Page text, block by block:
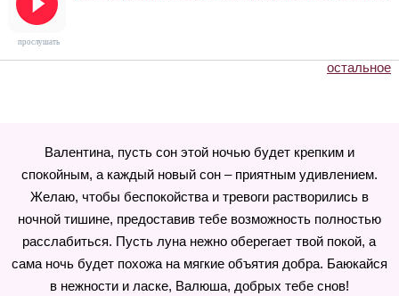
прослушать
остальное
Валентина, пусть сон этой ночью будет крепким и
спокойным, а каждый новый сон – приятным удивлением.
Желаю, чтобы беспокойства и тревоги растворились в
ночной тишине, предоставив тебе возможность полностью
расслабиться. Пусть луна нежно оберегает твой покой, а
сама ночь будет похожа на мягкие объятия добра. Баюкайся
в нежности и ласке, Валюша, добрых тебе снов!